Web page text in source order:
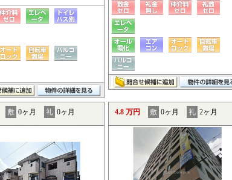
敷 0ヶ月 礼 0ヶ月 4.8 万円 敷 0ヶ月 礼 2ヶ月